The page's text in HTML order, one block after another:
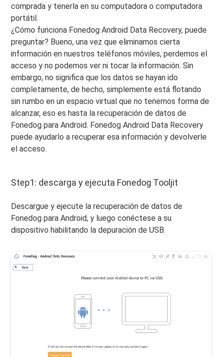
comprada y tenerla en su computadora o computadora
portátil.
¿Cómo funciona Fonedog Android Data Recovery, puede
preguntar? Bueno, una vez que eliminamos cierta
información en nuestros teléfonos móviles, perdemos el
acceso y no podemos ver ni tocar la información. Sin
embargo, no significa que los datos se hayan ido
completamente, de hecho, simplemente está flotando
sin rumbo en un espacio virtual que no tenemos forma de
alcanzar, eso es hasta la recuperación de datos de
Fonedog para Android. Fonedog Android Data Recovery
puede ayudarlo a recuperar esa información y devolverle
el acceso.
Step1: descarga y ejecuta Fonedog Tooljit
Descargue y ejecute la recuperación de datos de
Fonedog para Android, y luego conéctese a su
dispositivo habilitando la depuración de USB.